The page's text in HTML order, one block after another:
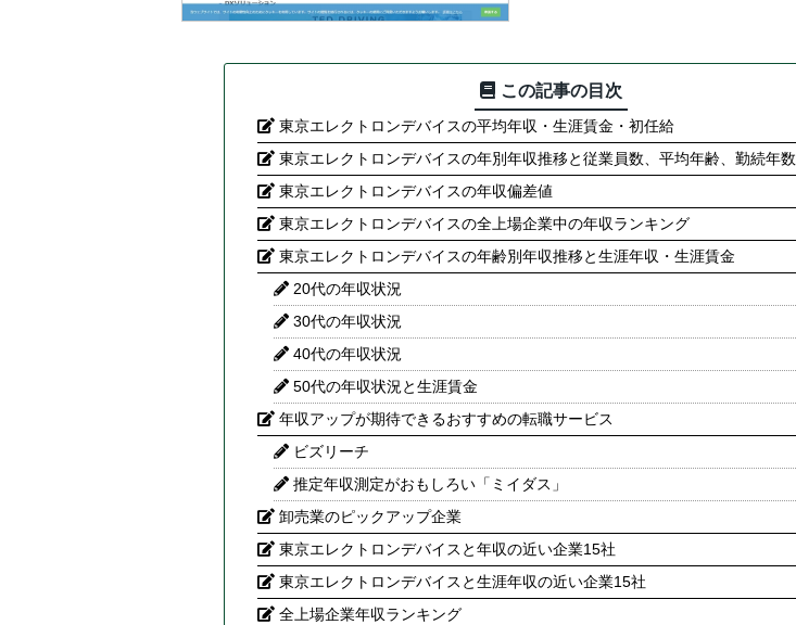
この記事の目次
東京エレクトロンデバイスの平均年収・生涯賃金・初任給
東京エレクトロンデバイスの年別年収推移と従業員数、平均年齢、勤続年数
東京エレクトロンデバイスの年収偏差値
東京エレクトロンデバイスの全上場企業中の年収ランキング
東京エレクトロンデバイスの年齢別年収推移と生涯年収・生涯賃金
20代の年収状況
30代の年収状況
40代の年収状況
50代の年収状況と生涯賃金
年収アップが期待できるおすすめの転職サービス
ビズリーチ
推定年収測定がおもしろい「ミイダス」
卸売業のピックアップ企業
東京エレクトロンデバイスと年収の近い企業15社
東京エレクトロンデバイスと生涯年収の近い企業15社
全上場企業年収ランキング